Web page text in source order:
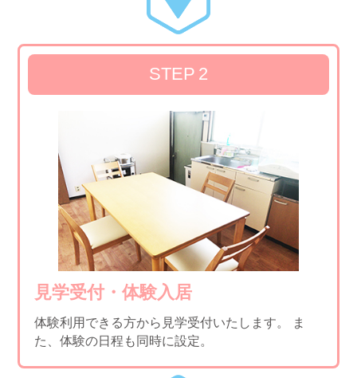
STEP 2
見学受付・体験入居
体験利用できる方から見学受付いたします。
ま
た、体験の日程も同時に設定。